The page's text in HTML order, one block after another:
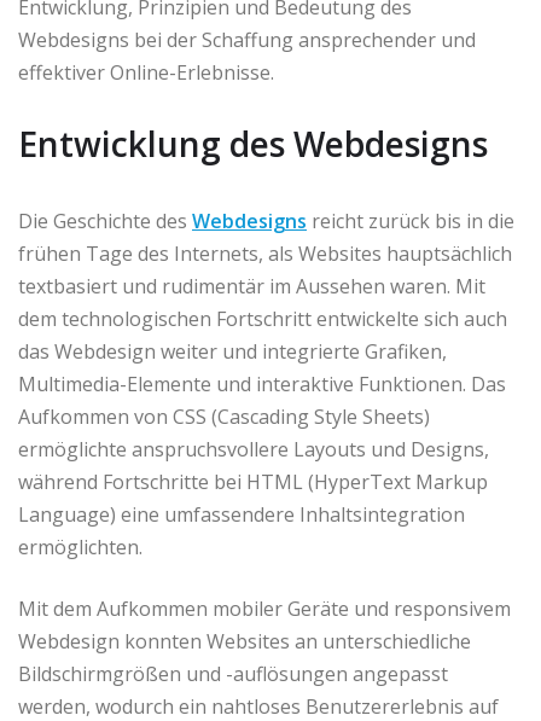
Entwicklung, Prinzipien und Bedeutung des
Webdesigns bei der Schaffung ansprechender und
effektiver Online-Erlebnisse.
Entwicklung des Webdesigns
Die Geschichte des Webdesigns reicht zurück bis in die
frühen Tage des Internets, als Websites hauptsächlich
textbasiert und rudimentär im Aussehen waren. Mit
dem technologischen Fortschritt entwickelte sich auch
das Webdesign weiter und integrierte Grafiken,
Multimedia-Elemente und interaktive Funktionen. Das
Aufkommen von CSS (Cascading Style Sheets)
ermöglichte anspruchsvollere Layouts und Designs,
während Fortschritte bei HTML (HyperText Markup
Language) eine umfassendere Inhaltsintegration
ermöglichten.
Mit dem Aufkommen mobiler Geräte und responsivem
Webdesign konnten Websites an unterschiedliche
Bildschirmgrößen und -auflösungen angepasst
werden, wodurch ein nahtloses Benutzererlebnis auf